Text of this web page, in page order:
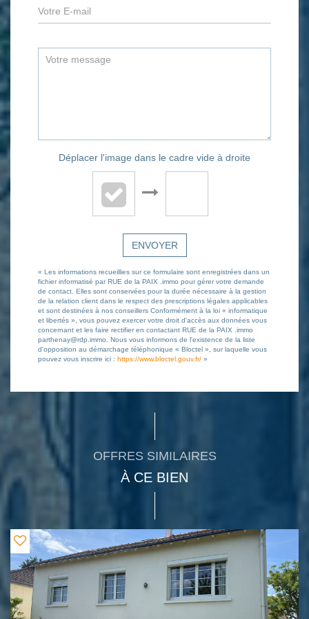
Déplacer l'image dans le cadre vide à droite
ENVOYER
« Les informations recueillies sur ce formulaire sont enregistrées dans un
fichier informatisé par RUE de la PAIX .immo pour gérer votre demande
de contact. Elles sont conservées pour la durée nécessaire à la gestion
de la relation client dans le respect des prescriptions légales applicables
et sont destinées à nos conseillers Conformément à la loi « informatique
et libertés », vous pouvez exercer votre droit d'accès aux données vous
concernant et les faire rectifier en contactant RUE de la PAIX .immo
parthenay@rdp.immo. Nous vous informons de l'existence de la liste
d'opposition au démarchage téléphonique « Bloctel », sur laquelle vous
pouvez vous inscrire ici : https://www.bloctel.gouv.fr/ »
OFFRES SIMILAIRES
À CE BIEN